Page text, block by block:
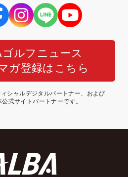
ゴルフニュース
ガ登録はこちら
シャルデジタルパートナー、および
公式サイトパートナーです。